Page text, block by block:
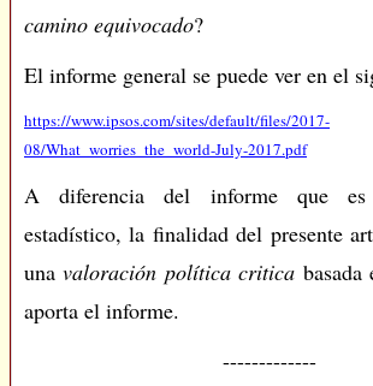
camino equivocado?
El informe general se puede ver en el
https://www.ipsos.com/sites/default/files/2017-
08/What_worries_the_world-July-2017.pdf
A diferencia del informe que es
estadístico, la finalidad del presente
unavaloración política critica
aporta el informe.
-------------